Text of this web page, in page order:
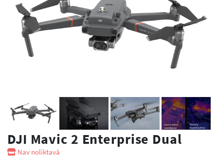
DJI Mavic 2 Enterprise Dual
Nav noliktavā